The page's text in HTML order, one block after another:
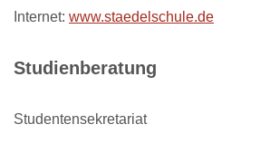
Internet: www.staedelschule.de
Studienberatung
Studentensekretariat